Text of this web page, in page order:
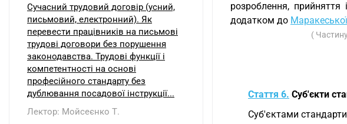
розроблення, прийняття
додатком до
(
Стаття 6. Суб'єкти
Суб'єктами
Сучасний трудовий договір (усний,
письмовий, електронний). Як
перевести працівників на письмові
трудові договори без порушення
законодавства. Трудові функції і
компетентності на основі
професійного стандарту без
дублювання посадової інструкції...
Лектор: Мойсеєнко Т.